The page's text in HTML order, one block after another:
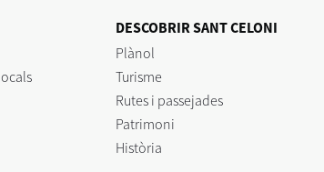
DESCOBRIR SANT CELONI
Plànol
Turisme
Rutes i passejades
Patrimoni
Història